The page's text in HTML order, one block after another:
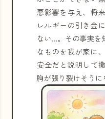
悪影響を与え、将
レルギーの引き金
ない…。その事実を
なものを我が家に
安全だと説明して
胸が張り裂けそうに